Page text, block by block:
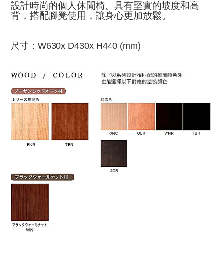
設計時尚的個人休閒椅。具有堅實的坡度和高
背，搭配腳凳使用，讓身心更加放鬆。
尺寸： W630x D430x H440 (mm)